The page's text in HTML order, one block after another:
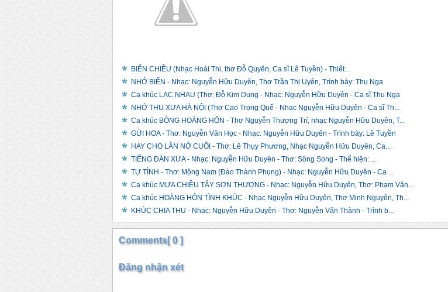
BIỂN CHIỀU (Nhạc Hoài Thi, thơ Đỗ Quyên, Ca sĩ Lê Tuyền) - Thiết...
NHỚ BIỂN - Nhạc: Nguyễn Hữu Duyên, Thơ Trần Thị Uyên, Trình bày: Thu Nga
Ca khúc LẠC NHAU (Thơ: Đỗ Kim Dung - Nhạc: Nguyễn Hữu Duyên - Ca sĩ Thu Nga
NHỚ THU XƯA HÀ NỘI (Thơ Cao Trọng Quế - Nhạc Nguyễn Hữu Duyên - Ca sĩ Th...
Ca khúc BÓNG HOÀNG HÔN - Thơ Nguyễn Thượng Trí, nhạc Nguyễn Hữu Duyên, T...
GỬI HOA - Thơ: Nguyễn Văn Học - Nhạc: Nguyễn Hữu Duyên - Trình bày: Lê Tuyền
HAY CHO LẦN NỞ CUỐI - Thơ: Lê Thụy Phương, Nhạc Nguyễn Hữu Duyên, Ca...
TIẾNG ĐÀN XƯA - Nhạc: Nguyễn Hữu Duyên - Thơ: Sông Song - Thể hiện: ...
TỰ TÌNH - Thơ: Mộng Nam (Đào Thành Phụng) - Nhạc: Nguyễn Hữu Duyên - Ca ...
Ca khúc MƯA CHIỀU TÂY SƠN THƯỢNG - Nhạc: Nguyễn Hữu Duyên, Thơ: Phạm Văn...
Ca khúc HOÀNG HÔN TÌNH KHÚC - Nhạc Nguyễn Hữu Duyên, Thơ Minh Nguyên, Th...
KHÚC CHIA THU - Nhạc: Nguyễn Hữu Duyên - Thơ: Nguyễn Văn Thành - Trình b...
Comments[ 0 ]
Đăng nhận xét